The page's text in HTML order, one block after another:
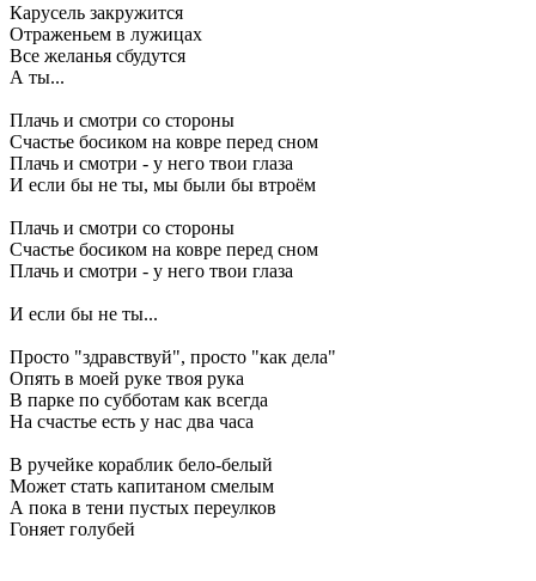
Карусель закружится
Отраженьем в лужицах
Все желанья сбудутся
А ты...
Плачь и смотри со стороны
Счастье босиком на ковре перед сном
Плачь и смотри - у него твои глаза
И если бы не ты, мы были бы втроём
Плачь и смотри со стороны
Счастье босиком на ковре перед сном
Плачь и смотри - у него твои глаза
И если бы не ты...
Просто "здравствуй", просто "как дела"
Опять в моей руке твоя рука
В парке по субботам как всегда
На счастье есть у нас два часа
В ручейке кораблик бело-белый
Может стать капитаном смелым
А пока в тени пустых переулков
Гоняет голубей